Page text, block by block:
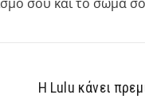
H Lulu κάνει